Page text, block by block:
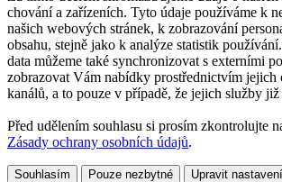
chování a zařízeních. Tyto údaje používáme k
našich webových stránek, k zobrazování
obsahu, stejně jako k analýze statistik
data můžeme také synchronizovat s externími
zobrazovat Vám nabídky prostřednictvím jejich
kanálů, a to pouze v případě, že jejich služby
Před udělením souhlasu si prosím zkontrolujte
Zásady ochrany osobních údajů.
Souhlasím Pouze nezbytné Upravit nastavení